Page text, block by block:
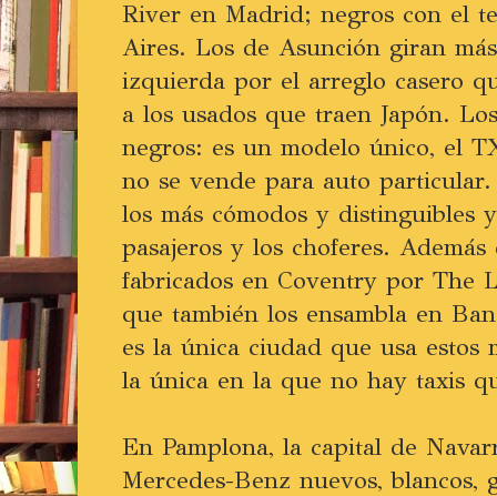
River en Madrid; negros con el
Aires. Los de Asunción giran
izquierda por el arreglo casero
a los usados que traen Japón.
negros: es un modelo único, el
no se vende para auto particular.
los más cómodos y distinguibles
pasajeros y los choferes.
fabricados en Coventry por The
que también los ensambla en
es la única ciudad que usa estos
la única en la que no hay taxis
En Pamplona, la capital de
Mercedes-Benz nuevos, blancos,